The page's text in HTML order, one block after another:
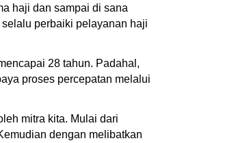
haji dan sampai di sana
perbaiki pelayanan haji
28 tahun. Padahal,
proses percepatan melalui
mitra kita. Mulai dari
dengan melibatkan